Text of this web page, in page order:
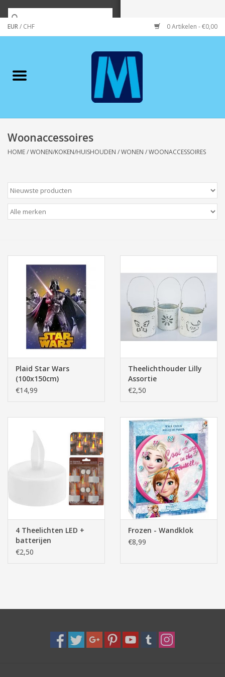
EUR/ CHF 0 Artikelen - €0,00
Merken
Wonen/koken/huishouden
Wenskaarten
Zeeuws/Streek
Boeken
Elektra
Baby & Peuter
Speelgoed & hobby
Cadeau & feest
Contact/Locatie
Veiligheid
Pasen
Woonaccessoires
HOME/WONEN/KOKEN/HUISHOUDEN /WONEN /WOONACCESSOIRES
Plaid Star Wars
(100x150cm)
€14,99
Theelichthouder Lilly
Assortie
€2,50
4 Theelichten LED +
batterijen
€2,50
Frozen - Wandklok
€8,99